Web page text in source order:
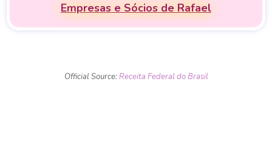
Empresas e Sócios de Rafael
Official Source:Receita Federal do Brasil